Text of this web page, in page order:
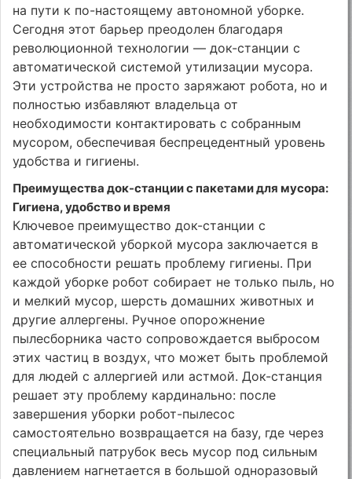
на пути к по-настоящему автономной уборке.
Сегодня этот барьер преодолен благодаря
революционной технологии — док-станции с
автоматической системой утилизации мусора.
Эти устройства не просто заряжают робота, но и
полностью избавляют владельца от
необходимости контактировать с собранным
мусором, обеспечивая беспрецедентный уровень
удобства и гигиены.
Преимущества док-станции с пакетами для мусора:
Гигиена, удобство и время
Ключевое преимущество док-станции с
автоматической уборкой мусора заключается в
ее способности решать проблему гигиены. При
каждой уборке робот собирает не только пыль, но
и мелкий мусор, шерсть домашних животных и
другие аллергены. Ручное опорожнение
пылесборника часто сопровождается выбросом
этих частиц в воздух, что может быть проблемой
для людей с аллергией или астмой. Док-станция
решает эту проблему кардинально: после
завершения уборки робот-пылесос
самостоятельно возвращается на базу, где через
специальный патрубок весь мусор под сильным
давлением нагнетается в большой одноразовый